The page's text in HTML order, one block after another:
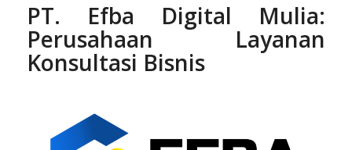
PT. Efba Digital Mulia:
Perusahaan Layanan
Konsultasi Bisnis